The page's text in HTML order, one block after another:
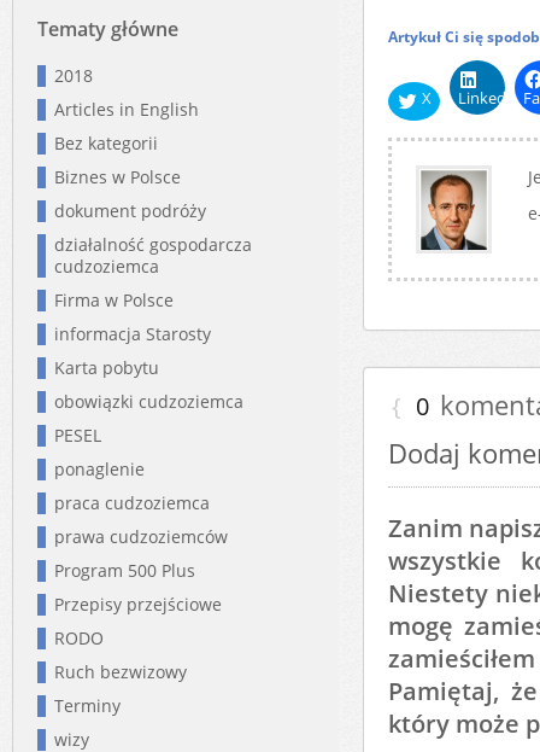
Artykuł Ci się
X LinkedIn
{ 0
Dodaj
Zanim
wszystkie
Niestety
mogę
Pamiętaj,
który może
Tematy główne
2018
Articles in English
Bez kategorii
Biznes w Polsce
dokument podróży
działalność gospodarcza
cudzoziemca
Firma w Polsce
informacja Starosty
Karta pobytu
obowiązki cudzoziemca
PESEL
ponaglenie
praca cudzoziemca
prawa cudzoziemców
Program 500 Plus
Przepisy przejściowe
RODO
Ruch bezwizowy
Terminy
wizy